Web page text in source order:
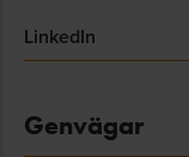
LinkedIn
Genvägar